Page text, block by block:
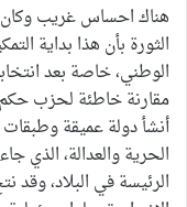
هناك احساس غريب وكان
الثورة بأن هذا بداية
الوطني، خاصة بعد
مقارنة خاطئة لحزب حكم
أنشأ دولة عميقة
الحرية والعدالة، الذي
الرئيسة في البلاد،